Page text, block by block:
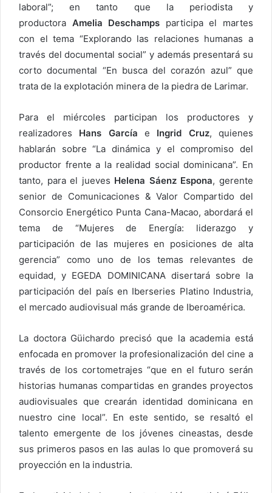
laboral”; en tanto que la periodista y
productora Amelia Deschamps participa el martes
con el tema “Explorando las relaciones humanas a
través del documental social” y además presentará su
corto documental “En busca del corazón azul” que
trata de la explotación minera de la piedra de Larimar.
Para el miércoles participan los productores y
realizadores Hans García e Ingrid Cruz, quienes
hablarán sobre “La dinámica y el compromiso del
productor frente a la realidad social dominicana”. En
tanto, para el jueves Helena Sáenz Espona, gerente
senior de Comunicaciones & Valor Compartido del
Consorcio Energético Punta Cana-Macao, abordará el
tema de “Mujeres de Energía: liderazgo y
participación de las mujeres en posiciones de alta
gerencia” como uno de los temas relevantes de
equidad, y EGEDA DOMINICANA disertará sobre la
participación del país en Iberseries Platino Industria,
el mercado audiovisual más grande de Iberoamérica.
La doctora Güichardo precisó que la academia está
enfocada en promover la profesionalización del cine a
través de los cortometrajes “que en el futuro serán
historias humanas compartidas en grandes proyectos
audiovisuales que crearán identidad dominicana en
nuestro cine local”. En este sentido, se resaltó el
talento emergente de los jóvenes cineastas, desde
sus primeros pasos en las aulas lo que promoverá su
proyección en la industria.